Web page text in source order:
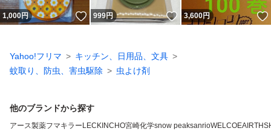
1,000円 いいね！
999円 いいね！
3,600円
Yahoo!フリマ
キッチン、日用品、文具
蚊取り、防虫、害虫駆除
虫よけ剤
他のブランドから探す
アース製薬フマキラー LEC KINCHO宮崎化学snow peaksanrioWELCOEAIRTH